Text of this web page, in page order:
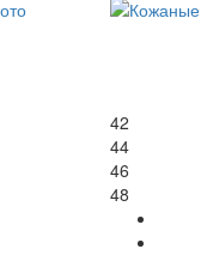
42
44
46
48